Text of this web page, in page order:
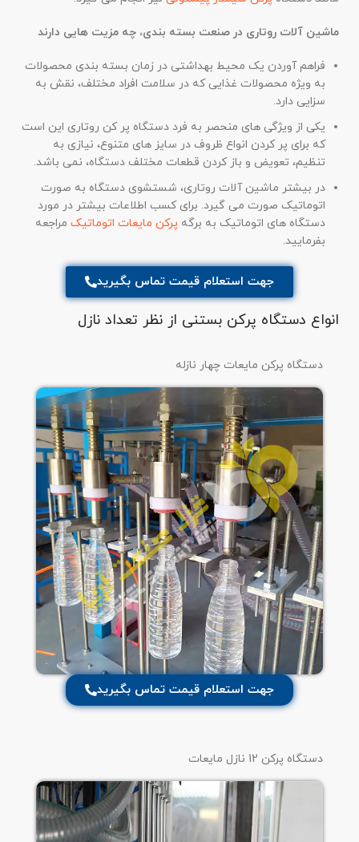
ماشین آلات روتاری در صنعت بسته بندی، چه مزیت هایی دارند
فراهم آوردن یک محیط بهداشتی در زمان بسته بندی محصولات
به ویژه محصولات غذایی که در سلامت افراد مختلف، نقش به
سزایی دارد.
یکی از ویژگی های منحصر به فرد دستگاه پر کن روتاری این است
که برای پر کردن انواع ظروف در سایز های متنوع، نیازی به
تنظیم، تعویض و باز کردن قطعات مختلف دستگاه، نمی باشد.
در بیشتر ماشین آلات روتاری، شستشوی دستگاه به صورت
اتوماتیک صورت می گیرد. برای کسب اطلاعات بیشتر در مورد
دستگاه های اتوماتیک به برگه پرکن مایعات اتوماتیک مراجعه
بفرمایید.
جهت استعلام قیمت تماس بگیرید
انواع دستگاه پرکن بستنی از نظر تعداد نازل
دستگاه پرکن مایعات چهار نازله
جهت استعلام قیمت تماس بگیرید
دستگاه پرکن 12 نازل مایعات